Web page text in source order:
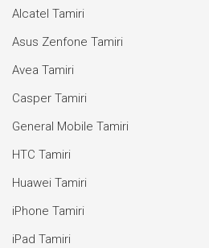
Alcatel Tamiri
Asus Zenfone Tamiri
Avea Tamiri
Casper Tamiri
General Mobile Tamiri
HTC Tamiri
Huawei Tamiri
iPhone Tamiri
iPad Tamiri